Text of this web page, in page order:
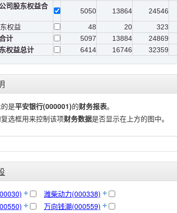
司股东权益合
5050 13864 24546
权益
48 20 323
计
5097 13884 24869
权益总计
6414 16746 32359
是平安银行(000001)的财务报表。
选框用来控制该项财务数据是否显示在上方的图中。
潍柴动力(000338)
万向钱潮(000559)